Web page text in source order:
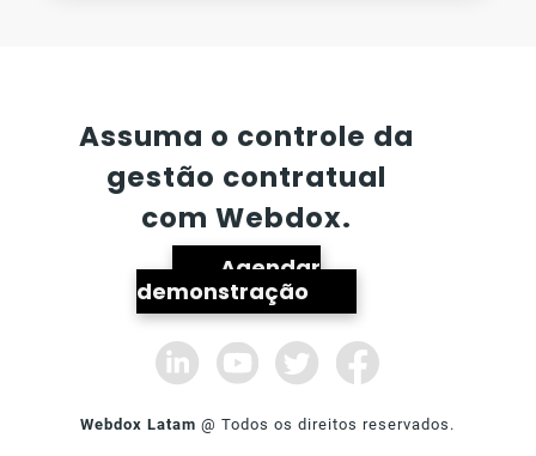
Assuma o controle da
gestão contratual
com Webdox.
Agendar
demonstração
Webdox Latam @ Todos os direitos reservados.